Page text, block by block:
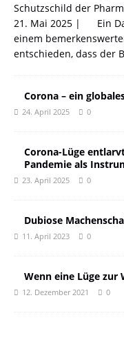
Schutzschild der
21. Mai 2025 | Ein
einem
entschieden, dass der
Corona – ein
24. April 2025 0
Corona-Lüge
Pandemie als
23. April 2025 0
Dubiose
11. April 2023 0
Wenn eine Lüge zur
12. Dezember 2021 0